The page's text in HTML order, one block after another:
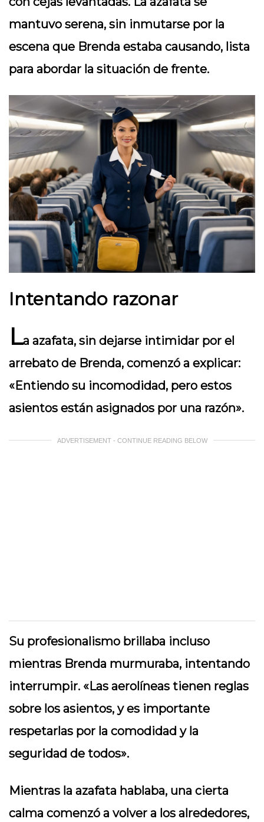
mantuvo serena, sin inmutarse por la
escena que Brenda estaba causando, lista
para abordar la situación de frente.
Intentando razonar
La azafata, sin dejarse intimidar por el
arrebato de Brenda, comenzó a explicar:
«Entiendo su incomodidad, pero estos
asientos están asignados por una razón».
ADVERTISEMENT - CONTINUE READING BELOW
Su profesionalismo brillaba incluso
mientras Brenda murmuraba, intentando
interrumpir. «Las aerolíneas tienen reglas
sobre los asientos, y es importante
respetarlas por la comodidad y la
seguridad de todos».
Mientras la azafata hablaba, una cierta
calma comenzó a volver a los alrededores,